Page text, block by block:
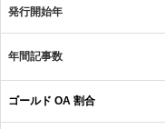
発行開始年
年間記事数
ゴールド OA 割合